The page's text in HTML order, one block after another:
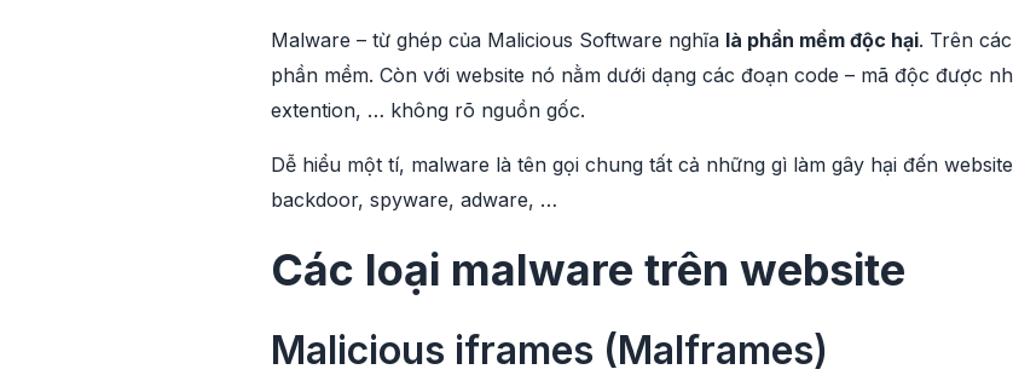
Malware – từ ghép của Malicious Software nghĩa là phần mềm độc hại. Trên
phần mềm. Còn với website nó nằm dưới dạng các đoạn code – mã độc được
extention, … không rõ nguồn gốc.
Dễ hiểu một tí, malware là tên gọi chung tất cả những gì làm gây hại đến
backdoor, spyware, adware, …
Các loại malware trên website
Malicious iframes (Malframes)